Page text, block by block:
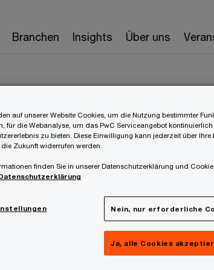
Branchen Insights Über uns
auf unserer Website Cookies, um die Nutzung bestimmter
für die Webanalyse, um das PwC Serviceangebot
zu bieten. Diese Einwilligung kann jederzeit über
Zukunft widerrufen werden.
finden Sie in unserer Datenschutzerklärung und
Nein, nur erforderliche
Ja, alle Cookies